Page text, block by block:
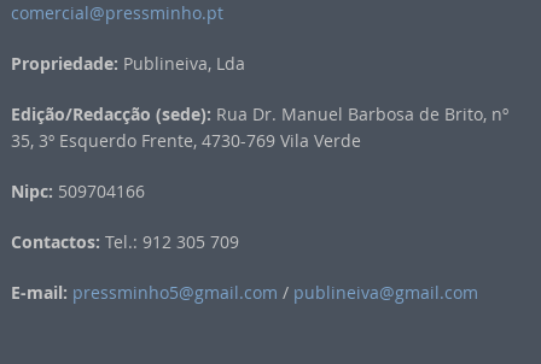
comercial@pressminho.pt
Propriedade: Publineiva, Lda
Edição/Redacção (sede): Rua Dr. Manuel Barbosa de Brito, nº
35, 3º Esquerdo Frente, 4730-769 Vila Verde
Nipc: 509704166
Contactos: Tel.: 912 305 709
E-mail: pressminho5@gmail.com / publineiva@gmail.com